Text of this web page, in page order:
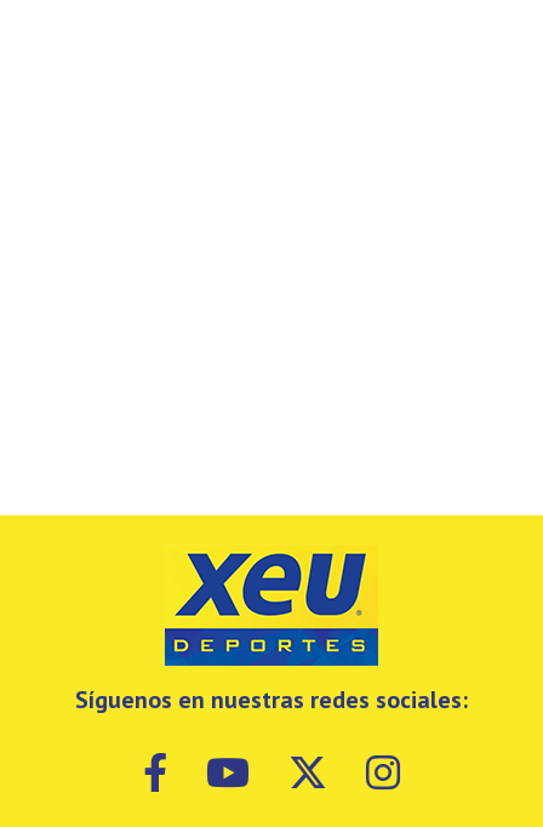
Síguenos en nuestras redes sociales: